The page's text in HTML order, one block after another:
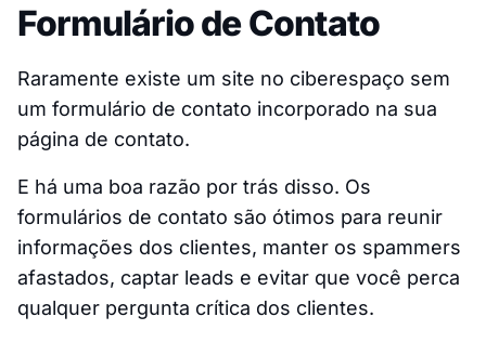
Formulário de Contato
Raramente existe um site no ciberespaço sem
um formulário de contato incorporado na sua
página de contato.
E há uma boa razão por trás disso. Os
formulários de contato são ótimos para reunir
informações dos clientes, manter os spammers
afastados, captar leads e evitar que você perca
qualquer pergunta crítica dos clientes.